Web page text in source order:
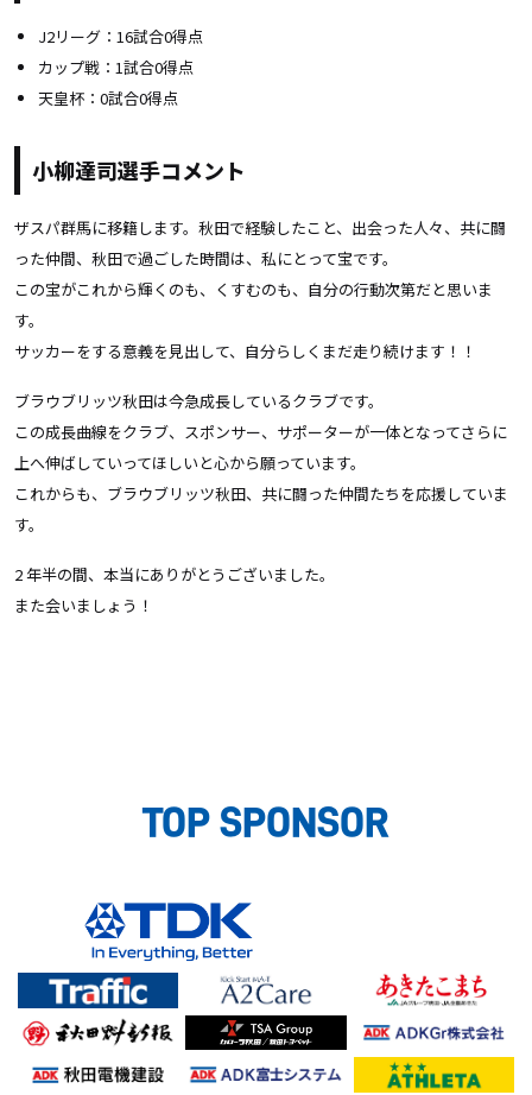
J2リーグ：16試合0得点
カップ戦：1試合0得点
天皇杯：0試合0得点
小柳達司選手コメント
ザスパ群馬に移籍します。秋田で経験したこと、出会った人々、共に闘
った仲間、秋田で過ごした時間は、私にとって宝です。
この宝がこれから輝くのも、くすむのも、自分の行動次第だと思いま
す。
サッカーをする意義を見出して、自分らしくまだ走り続けます！！
ブラウブリッツ秋田は今急成⻑しているクラブです。
この成⻑曲線をクラブ、スポンサー、サポーターが一体となってさらに
上へ伸ばしていってほしいと心から願っています。
これからも、ブラウブリッツ秋田、共に闘った仲間たちを応援していま
す。
2 年半の間、本当にありがとうございました。
また会いましょう！
TOP SPONSOR